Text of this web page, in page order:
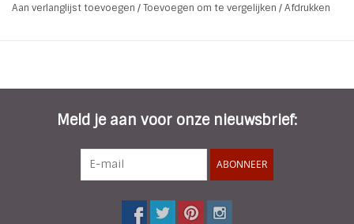
* Achterkant Kast: Roestvrij Staal
* Breedte band: 20 - 25 mm
* Kenmerken: Nikkel vrij
ontworpen zijn in Nederland.
De horloges hebben een hoge kwaliteit siliconen band met
rosé-goudkleurige kast.
Ieder seizoen zijn ze er weer in diverse modekleuren.
Aan verlanglijst toevoegen /Toevoegen om te vergelijken /Afdrukken
Meld je aan voor onze nieuwsbrief:
ABONNEER